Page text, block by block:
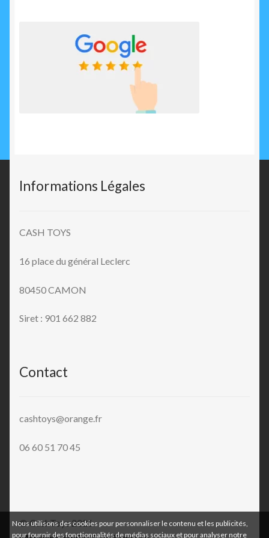
Informations Légales
CASH TOYS
16 place du général Leclerc
80450 CAMON
Siret : 901 662 882
Contact
cashtoys@orange.fr
06 60 51 70 45
© CashToys 2026
Nous utilisons des cookies pour personnaliser le contenu et les publicités,
pour fournir des fonctionnalités de médias sociaux et pour analyser notre